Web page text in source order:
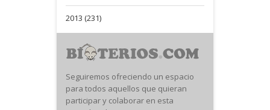
2013 (231)
Seguiremos ofreciendo un espacio
para todos aquellos que quieran
participar y colaborar en esta